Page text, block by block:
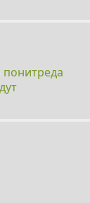
понитреда